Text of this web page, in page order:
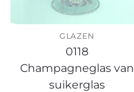
GLAZEN
0118
Champagneglas van
suikerglas